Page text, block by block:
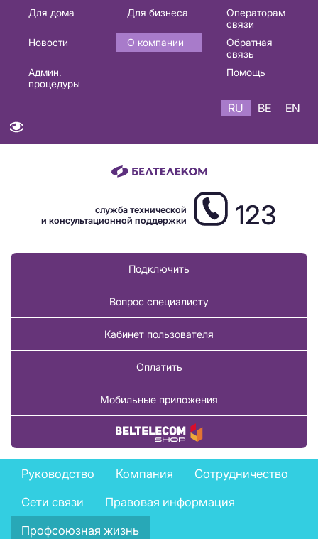
Основная
навигация
Для дома Для бизнеса
Операторам
связи
Новости
О компании
Обратная
связь
Админ.
процедуры
Помощь
RU BE EN
служба технической
и консультационной поддержки
123
Подключить
Вопрос специалисту
Кабинет пользователя
Оплатить
Мобильные приложения
Купить товар
Company
menu
Руководство Компания
Сотрудничество
Сети связи
Правовая информация
Профсоюзная жизнь